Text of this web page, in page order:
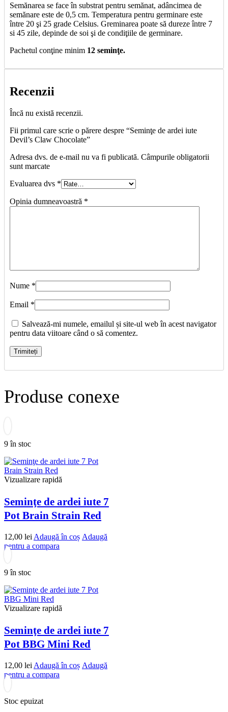
Semănarea se face în substrat pentru semănat, adâncimea de
semănare este de 0,5 cm. Temperatura pentru germinare este
între 20 şi 25 grade Celsius. Greminarea poate să dureze între 7
si 45 zile, depinde de soi şi de condiţiile de germinare.
Pachetul conţine minim 12 seminţe.
Recenzii
Încă nu există recenzii.
Fii primul care scrie o părere despre “Seminţe de ardei iute
Devil’s Claw Chocolate”
Adresa dvs. de e-mail nu va fi publicată. Câmpurile obligatorii
sunt marcate
Evaluarea dvs *
Opinia dumneavoastră *
Nume *
Email *
Salvează-mi numele, emailul și site-ul web în acest navigator
pentru data viitoare când o să comentez.
Produse conexe
9 în stoc
Vizualizare rapidă
Seminţe de ardei iute 7
Pot Brain Strain Red
12,00 lei Adaugă în coș Adaugă
pentru a compara
9 în stoc
Vizualizare rapidă
Seminţe de ardei iute 7
Pot BBG Mini Red
12,00 lei Adaugă în coș Adaugă
pentru a compara
Stoc epuizat